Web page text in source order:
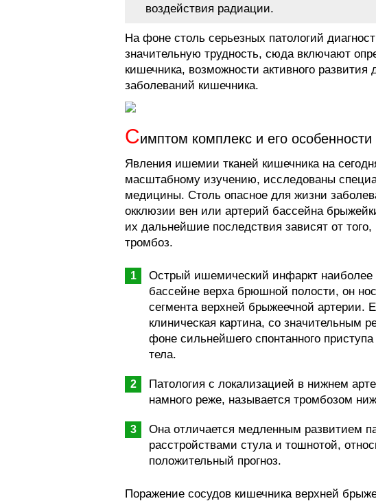
воздействия радиации.
На фоне столь серьезных патологий
значительную трудность, сюда включают
кишечника, возможности активного
заболеваний кишечника.
Симптом комплекс и его особенности
Явления ишемии тканей кишечника на
масштабному изучению, исследованы
медицины. Столь опасное для жизни
окклюзии вен или артерий бассейна
их дальнейшие последствия зависят от того,
тромбоз.
Острый ишемический инфаркт наиболее
бассейне верха брюшной полости, он
сегмента верхней брыжеечной артерии.
клиническая картина, со значительным
фоне сильнейшего спонтанного
тела.
Патология с локализацией в нижнем
намного реже, называется тромбозом
Она отличается медленным развитием
расстройствами стула и тошнотой,
положительный прогноз.
Поражение сосудов кишечника верхней